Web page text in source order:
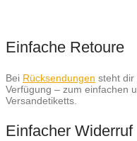
Einfache Retoure
Bei Rücksendungen steht dir
Verfügung – zum einfachen
Versandetiketts.
Einfacher Widerruf